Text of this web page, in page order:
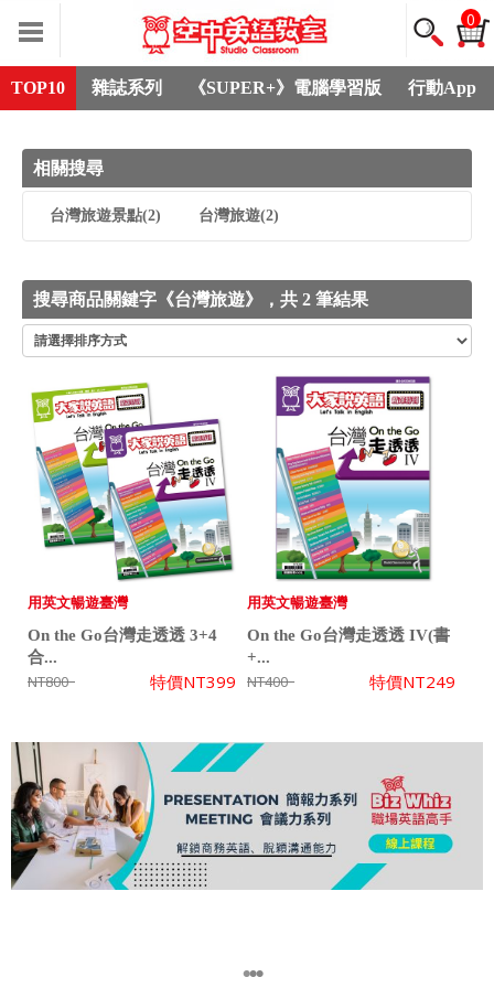
0
TOP10 雜誌系列 《SUPER+》電腦學習版 行動App
相關搜尋
台灣旅遊景點(2) 台灣旅遊(2)
搜尋商品關鍵字《台灣旅遊》，共 2 筆結果
用英文暢遊臺灣
On the Go台灣走透透 3+4
合...
NT800 特價NT399
用英文暢遊臺灣
On the Go台灣走透透 IV(書
+...
NT400 特價NT249